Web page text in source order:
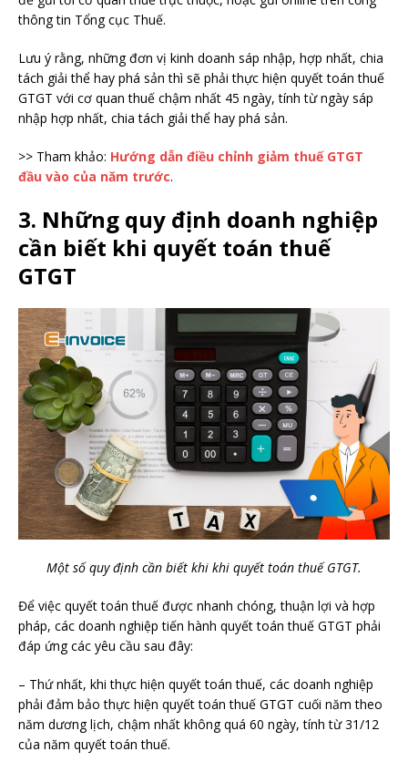
thông tin Tổng cục Thuế.
Lưu ý rằng, những đơn vị kinh doanh sáp nhập, hợp nhất, chia
tách giải thể hay phá sản thì sẽ phải thực hiện quyết toán thuế
GTGT với cơ quan thuế chậm nhất 45 ngày, tính từ ngày sáp
nhập hợp nhất, chia tách giải thể hay phá sản.
>> Tham khảo: Hướng dẫn điều chỉnh giảm thuế GTGT
đầu vào của năm trước.
3. Những quy định doanh nghiệp
cần biết khi quyết toán thuế
GTGT
Một số quy định cần biết khi khi quyết toán thuế GTGT.
Để việc quyết toán thuế được nhanh chóng, thuận lợi và hợp
pháp, các doanh nghiệp tiến hành quyết toán thuế GTGT phải
đáp ứng các yêu cầu sau đây:
– Thứ nhất, khi thực hiện quyết toán thuế, các doanh nghiệp
phải đảm bảo thực hiện quyết toán thuế GTGT cuối năm theo
năm dương lịch, chậm nhất không quá 60 ngày, tính từ 31/12
của năm quyết toán thuế.